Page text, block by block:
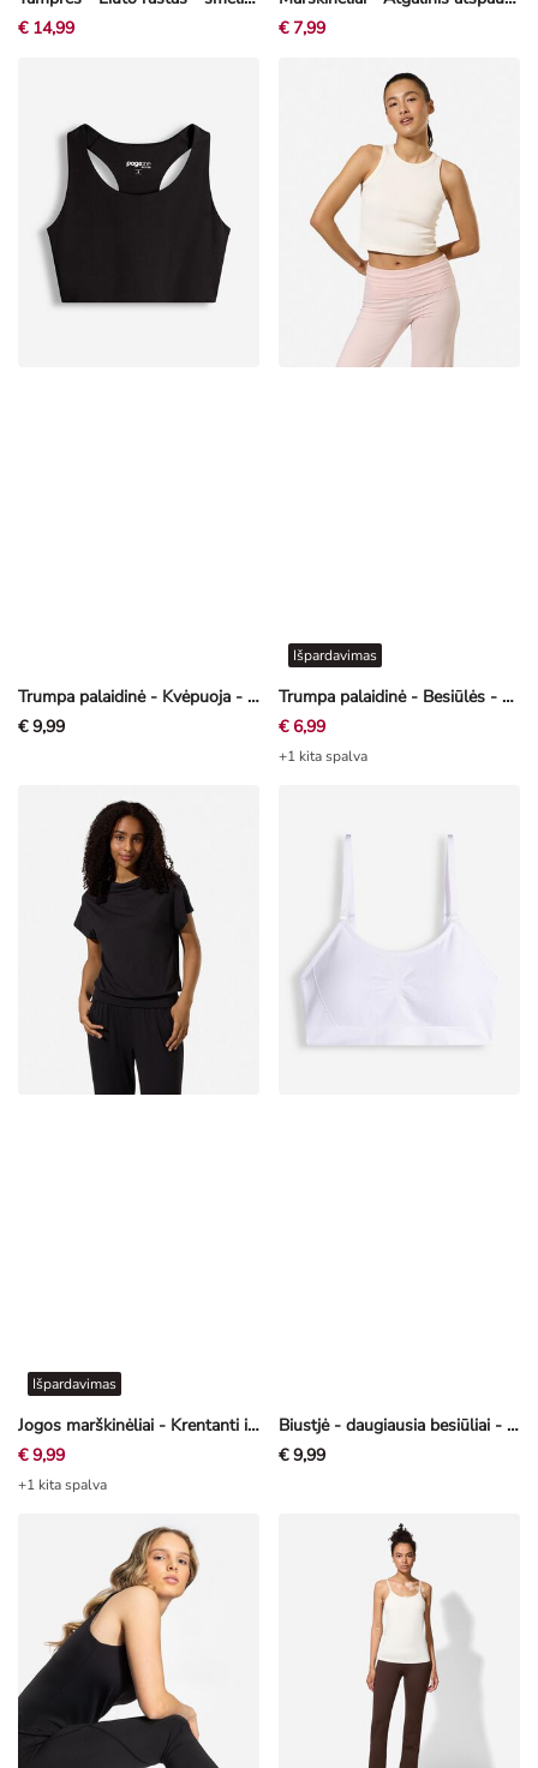
€ 14,99
€ 7,99
Trumpa palaidinė - Kvėpuoja - juoda
€ 9,99
Trumpa palaidinė - Besiūlės - švelni balta
Išpardavimas
€ 6,99
+1 kita spalva
Jogos marškinėliai - Krentanti iškirptė - juoda
Išpardavimas
€ 9,99
+1 kita spalva
Biustjė - daugiausia besiūliai - baltas
€ 9,99